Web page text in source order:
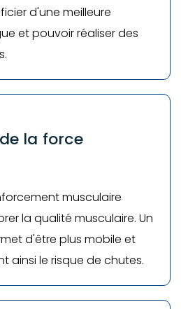
d'une meilleure
et pouvoir réaliser des
la force
musculaire
la qualité musculaire. Un
d'être plus mobile et
ainsi le risque de chutes.